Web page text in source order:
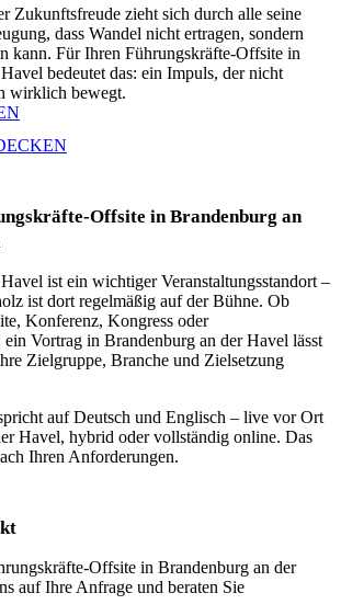
Zukunftsfreude zieht sich durch alle seine
dass Wandel nicht ertragen, sondern
kann. Für Ihren Führungskräfte-Offsite in
bedeutet das: ein Impuls, der nicht
wirklich bewegt.
Offsite in Brandenburg an
ist ein wichtiger Veranstaltungsstandort –
ist dort regelmäßig auf der Bühne. Ob
Konferenz, Kongress oder
ein Vortrag in Brandenburg an der Havel lässt
Zielgruppe, Branche und Zielsetzung
auf Deutsch und Englisch – live vor Ort
Havel, hybrid oder vollständig online. Das
Ihren Anforderungen.
Offsite in Brandenburg an der
auf Ihre Anfrage und beraten Sie